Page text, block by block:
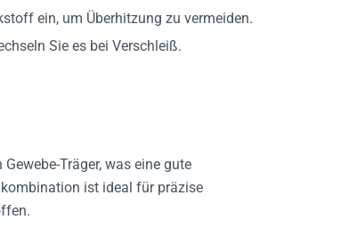
ein, um Überhitzung zu vermeiden.
Sie es bei Verschleiß.
Träger, was eine gute
ist ideal für präzise